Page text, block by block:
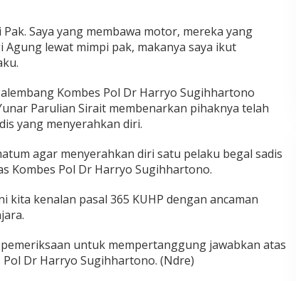
Saya yang membawa motor, mereka yang
Agung lewat mimpi pak, makanya saya ikut
Kombes Pol Dr Harryo Sugihhartono
Parulian Sirait membenarkan pihaknya telah
yang menyerahkan diri.
agar menyerahkan diri satu pelaku begal sadis
Kombes Pol Dr Harryo Sugihhartono.
kenalan pasal 365 KUHP dengan ancaman
untuk mempertanggung jawabkan atas
Dr Harryo Sugihhartono. (Ndre)
DPW PAN Sumsel Segera
Laksanakan Musyawarah Wilayah